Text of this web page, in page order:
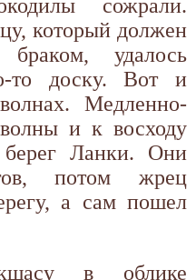
сожрали.
который должен
удалось
то доску. Вот и
Медленно-
и к восходу
Ланки. Они
потом жрец
а сам пошел
в облике